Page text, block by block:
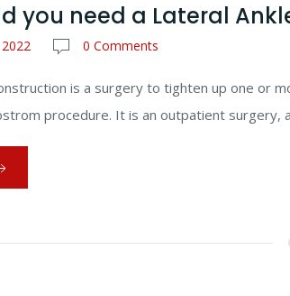
you need a Lateral
0 Comments
is a surgery to tighten up one or
procedure. It is an outpatient surgery,